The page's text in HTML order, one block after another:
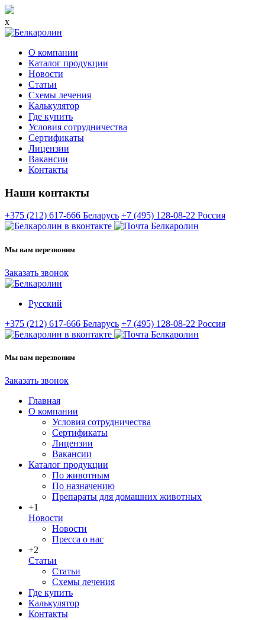
x
О компании
Каталог продукции
Новости
Статьи
Схемы лечения
Калькулятор
Где купить
Условия сотрудничества
Сертификаты
Лицензии
Вакансии
Контакты
Наши контакты
+375 (212) 617-666 Беларусь +7 (495) 128-08-22 Россия
Мы вам перезвоним
Заказать звонок
Русский
+375 (212) 617-666 Беларусь +7 (495) 128-08-22 Россия
Мы вам перезвоним
Заказать звонок
Главная
О компании
Условия сотрудничества
Сертификаты
Лицензии
Вакансии
Каталог продукции
По животным
По назначению
Препараты для домашних животных
+1
Новости
Новости
Пресса о нас
+2
Статьи
Статьи
Схемы лечения
Где купить
Калькулятор
Контакты